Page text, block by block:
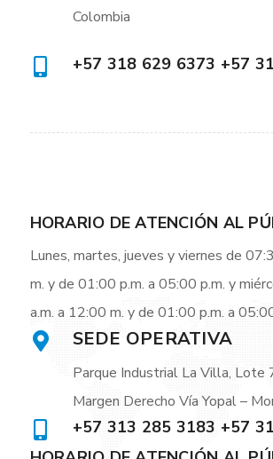
Colombia
+57 318 629 6373 +57
HORARIO DE ATENCIÓN AL
Lunes, martes, jueves y viernes de
m. y de 01:00 p.m. a 05:00 p.m. y
a.m. a 12:00 m. y de 01:00 p.m. a
SEDE OPERATIVA
Parque Industrial La Villa, Lote
Margen Derecho Vía Yopal –
+57 313 285 3183 +57